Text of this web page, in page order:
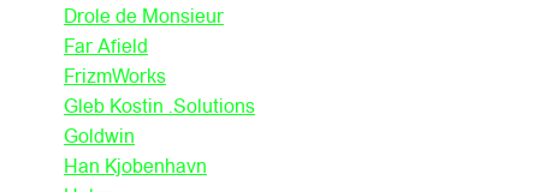
Drole de Monsieur
Far Afield
FrizmWorks
Gleb Kostin .Solutions
Goldwin
Han Kjobenhavn